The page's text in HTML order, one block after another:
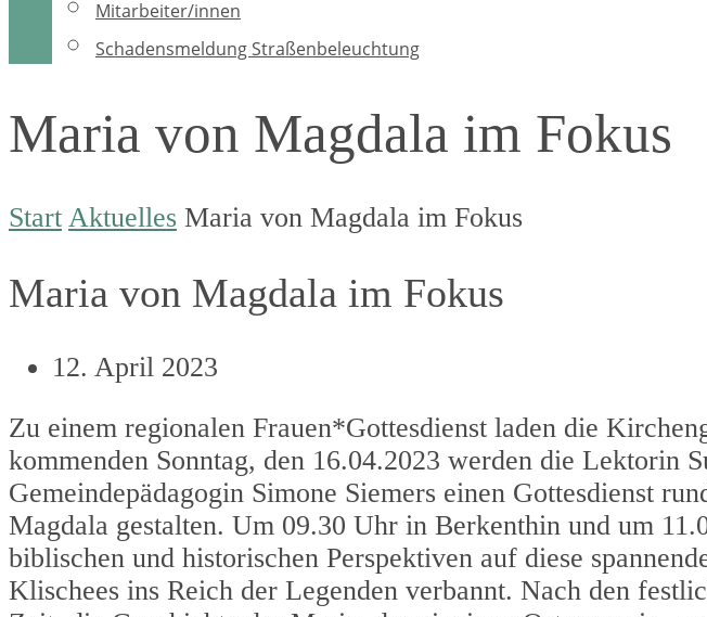
Mitarbeiter/innen
Schadensmeldung Straßenbeleuchtung
Maria von Magdala im Fokus
Start Aktuelles Maria von Magdala im Fokus
Maria von Magdala im Fokus
12. April 2023
Zu einem regionalen Frauen*Gottesdienst laden die
kommenden Sonntag, den 16.04.2023 werden die Lektorin
Gemeindepädagogin Simone Siemers einen Gottesdienst
Magdala gestalten. Um 09.30 Uhr in Berkenthin und um
biblischen und historischen Perspektiven auf diese
Klischees ins Reich der Legenden verbannt. Nach den